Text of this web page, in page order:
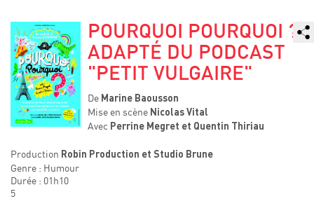
POURQUOI POURQUOI ?
ADAPTÉ DU PODCAST
"PETIT VULGAIRE"
De Marine Baousson
Mise en scène Nicolas Vital
Avec Perrine Megret et Quentin Thiriau
Production Robin Production et Studio Brune
Genre : Humour
Durée : 01h10
5